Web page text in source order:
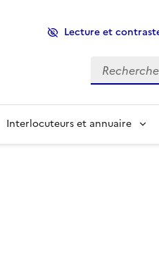
Lecture et
Rechercher
Interlocuteurs et annuaire